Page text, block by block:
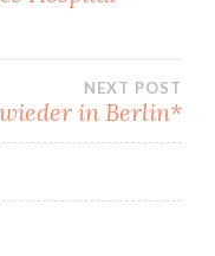
NEXT POST
in Berlin*